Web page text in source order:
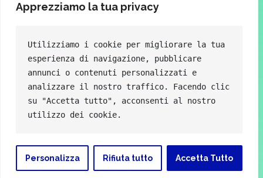
Apprezziamo la tua privacy
Utilizziamo i cookie per migliorare la tua
esperienza di navigazione, pubblicare
annunci o contenuti personalizzati e
analizzare il nostro traffico. Facendo clic
su "Accetta tutto", acconsenti al nostro
utilizzo dei cookie.
Personalizza Rifiuta tutto Accetta Tutto